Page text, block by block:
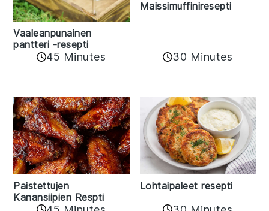
Vaaleanpunainen
pantteri -resepti
45 Minutes
Maissimuffiniresepti
30 Minutes
Paistettujen
Kanansiipien Respti
Lohtaipaleet resepti